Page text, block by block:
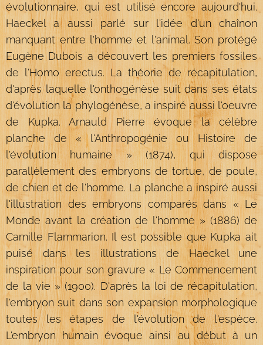
évolutionnaire, qui est utilisé encore aujourd'hui.
Haeckel a aussi parlé sur l'idée d'un chaînon
manquant entre l'homme et l'animal. Son protégé
Eugène Dubois a découvert les premiers fossiles
de l'Homo erectus. La théorie de récapitulation,
d'après laquelle l'onthogénèse suit dans ses états
d'évolution la phylogénèse, a inspiré aussi l'oeuvre
de Kupka. Arnauld Pierre évoque la célèbre
planche de « l'Anthropogénie ou Histoire de
l'évolution humaine » (1874), qui dispose
parallèlement des embryons de tortue, de poule,
de chien et de l'homme. La planche a inspiré aussi
l'illustration des embryons comparés dans « Le
Monde avant la création de l'homme » (1886) de
Camille Flammarion. Il est possible que Kupka ait
puisé dans les illustrations de Haeckel une
inspiration pour son gravure « Le Commencement
de la vie » (1900). D'après la loi de récapitulation,
l'embryon suit dans son expansion morphologique
toutes les étapes de l'évolution de l'espèce.
L'embryon humain évoque ainsi au début à un